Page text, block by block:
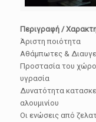
Περιγραφή /
Άριστη ποιότητα
Αθάμπωτες &
Προστασία του
υγρασία
Δυνατότητα
αλουμινίου
Οι ενώσεις από